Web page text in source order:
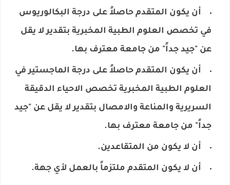
أن يكون المتقدم حاصلاً على درجة البكالوريوس
في تخصص العلوم الطبية المخبرية بتقدير لا يقل
عن "جيد جداً" من جامعة معترف بها.
أن يكون المتقدم حاصلاً على درجة الماجستير في
العلوم الطبية المخبرية تخصص الاحياء الدقيقة
السريرية والمناعة والامصال بتقدير لا يقل عن "جيد
جداً" من جامعة معترف بها.
أن لا يكون من المتقاعدين.
أن لا يكون المتقدم ملتزماً بالعمل لأي جهة.